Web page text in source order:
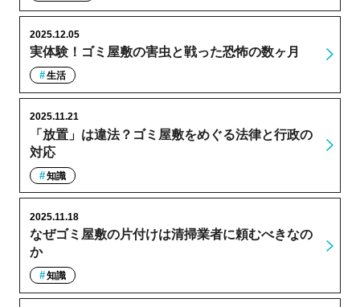
実体験！ゴミ屋敷の害虫と戦った恐怖の数ヶ月
2025.12.05
生活
「放置」は違法？ゴミ屋敷をめぐる法律と行政の
対応
2025.11.21
知識
なぜゴミ屋敷の片付けは清掃業者に頼むべきなの
か
2025.11.18
知識